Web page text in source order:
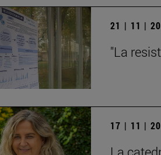
21 | 11 |
"La
17 | 11 |